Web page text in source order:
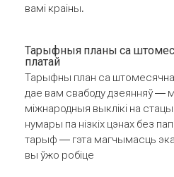
вамі краіны.
Тарыфныя планы са
платай
Тарыфны план са
дае вам свабоду дзеянняў —
міжнародныя выклікі на
нумары па нізкіх цэнах без
тарыф — гэта магчымасць
вы ўжо робіце